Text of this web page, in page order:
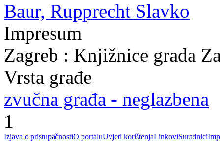
Baur, Rupprecht Slavko
Impresum
Zagreb : Knjižnice grada
Vrsta građe
zvučna građa - neglazbena
1
Izjava o pristupačnostiO portaluUvjeti korištenjaLinkoviSuradnici